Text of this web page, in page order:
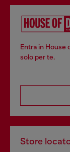
Entra in House
solo per te.
Store